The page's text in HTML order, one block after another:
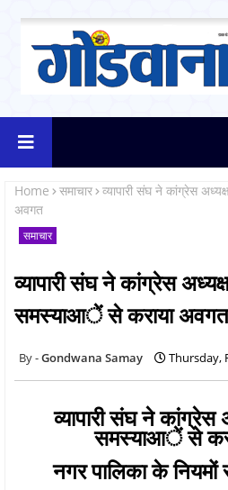
Home समाचार व्यापारी संघ ने कांग्रेस
अवगत
समाचार
व्यापारी संघ ने कांग्रेस
समस्याआें से कराया अवगत
Gondwana Samay Thursday,
व्यापारी संघ ने कांग्रेस
समस्याआें से
नगर पालिका के नियमों